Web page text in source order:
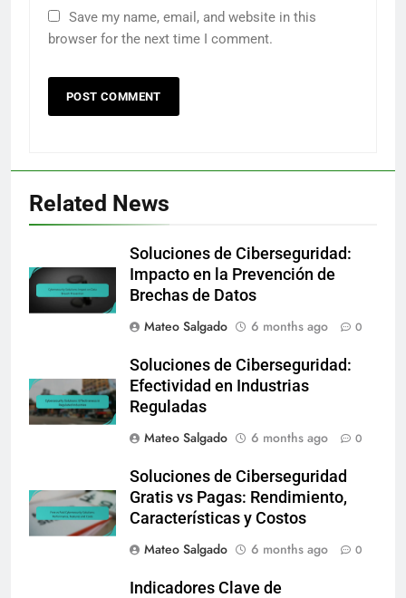
Save my name, email, and website in this
browser for the next time I comment.
Related News
Soluciones de Ciberseguridad:
Impacto en la Prevención de
Brechas de Datos
Mateo Salgado
6 months ago 0
Soluciones de Ciberseguridad:
Efectividad en Industrias
Reguladas
Mateo Salgado
6 months ago 0
Soluciones de Ciberseguridad
Gratis vs Pagas: Rendimiento,
Características y Costos
Mateo Salgado
6 months ago 0
Indicadores Clave de